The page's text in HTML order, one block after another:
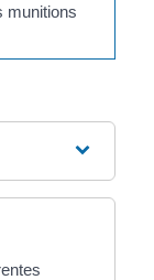
munitions